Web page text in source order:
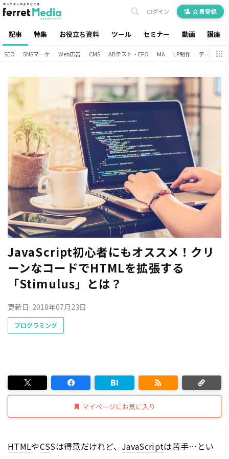
記事 特集 お役立ち資料 ツール セミナー 動画 講座
ログイン 会員登録
SEO SNSマーケ Web広告 CMS ABテスト・EFO MA LP制作 データ分析
JavaScript初心者にもオススメ！クリ
ーンなコードでHTMLを拡張する
「Stimulus」とは？
更新日: 2018年07月23日
プログラミング
マイページにお気に入り
HTMLやCSSは得意だけれど、 JavaScriptは苦手…とい